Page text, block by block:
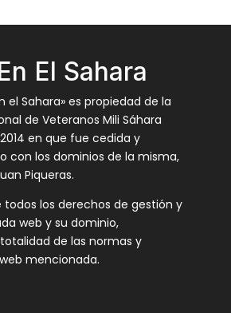
El Sahara
el Sahara» es propiedad de la
de Veteranos Mili Sáhara
en que fue cedida y
con los dominios de la misma,
Piqueras.
todos los derechos de gestión y
web y su dominio,
de las normas y
mencionada.